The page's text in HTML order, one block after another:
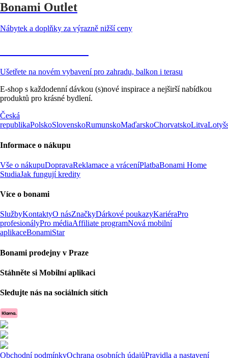
Bonami Outlet
Nábytek a doplňky za výrazně nižší ceny
Ušetřete na novém vybavení pro zahradu, balkon i terasu
E-shop s každodenní dávkou (s)nové inspirace a nejširší nabídkou
produktů pro krásné bydlení.
Česká
republikaPolskoSlovenskoRumunskoMaďarskoChorvatskoLitva
Informace o nákupu
Vše o nákupuDopravaReklamace a vráceníPlatbaBonami Home
StudiaJak fungují kredity
Více o bonami
SlužbyKontaktyO násZnačkyDárkové poukazyKariéraPro
profesionályPro médiaAffiliate programNová mobilní
aplikaceBonamiStar
Bonami prodejny v Praze
Stáhněte si Mobilní aplikaci
Sledujte nás na sociálních sítích
Obchodní podmínkyOchrana osobních údajůPravidla a nastavení